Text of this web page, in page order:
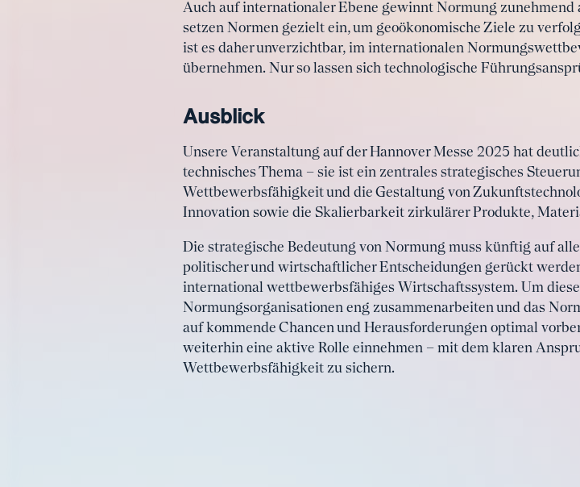
Auch auf internationaler Ebene gewinnt Normung zunehmend
setzen Normen gezielt ein, um geoökonomische Ziele zu
ist es daher unverzichtbar, im internationalen
übernehmen. Nur so lassen sich technologische
Ausblick
Unsere Veranstaltung auf der Hannover Messe 2025 hat
technisches Thema – sie ist ein zentrales strategisches
Wettbewerbsfähigkeit und die Gestaltung von
Innovation sowie die Skalierbarkeit zirkulärer Produkte,
Die strategische Bedeutung von Normung muss künftig auf
politischer und wirtschaftlicher Entscheidungen gerückt
international wettbewerbsfähiges Wirtschaftssystem. Um
Normungsorganisationen eng zusammenarbeiten und das
auf kommende Chancen und Herausforderungen optimal
weiterhin eine aktive Rolle einnehmen – mit dem klaren
Wettbewerbsfähigkeit zu sichern.